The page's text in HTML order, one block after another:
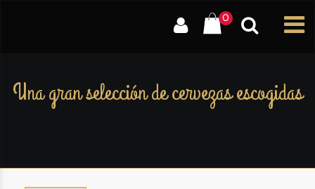
0
Una gran selección de cervezas escogidas